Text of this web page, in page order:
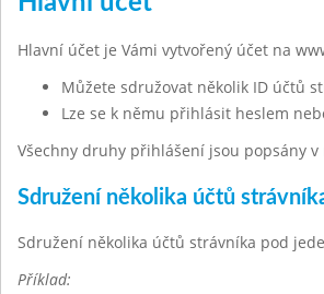
Hlavní účet je Vámi vytvořený účet na
Můžete sdružovat několik ID účtů
Lze se k němu přihlásit heslem
Všechny druhy přihlášení jsou popsány v
Sdružení několika účtů
Sdružení několika účtů strávníka pod
Příklad: